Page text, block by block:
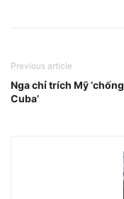
Previous article
Nga chỉ trích Mỹ ‘chống
Cuba’